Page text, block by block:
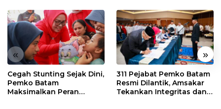
« »
Cegah Stunting Sejak Dini,
Pemko Batam
Maksimalkan Peran
311 Pejabat Pemko Batam
Resmi Dilantik, Amsakar
Tekankan Integritas dan